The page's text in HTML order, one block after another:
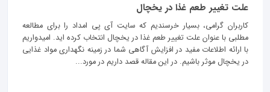
علت تغییر طعم غذا در یخچال
کاربران گرامی، بسیار خرسندیم که سایت آی پی امداد را برای مطالعه
مطلبی با عنوان علت تغییر طعم غذا در یخچال انتخاب کرده اید. امیدواریم
با ارائه اطلاعات مفید در افزایش آگاهی شما در زمینه نگهداری مواد غذایی
در یخچال موثر باشیم. در این مقاله قصد داریم در مورد...